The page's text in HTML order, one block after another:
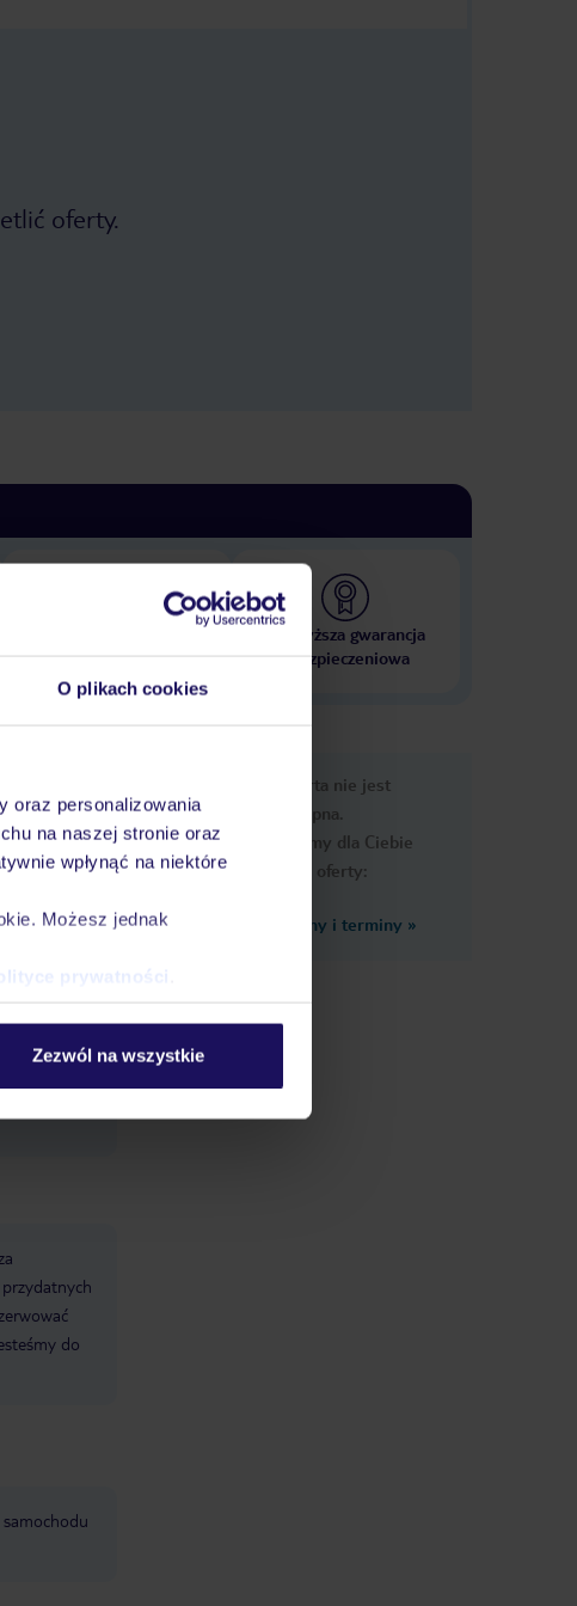
O plikach cookies
oraz personalizowania
na naszej stronie oraz
wpłynąć na niektóre
Możesz jednak
prywatności
Zezwól na wszystkie
oferty.
10 000 hoteli w ponad 50
krajach
Najwyższa gwarancja
ubezpieczeniowa
hotelu:
6
Łączna
do
Ups, ta oferta nie jest
dostępna.
Przygotowaliśmy dla Ciebie
podobne oferty:
Zobacz inne ceny i terminy »